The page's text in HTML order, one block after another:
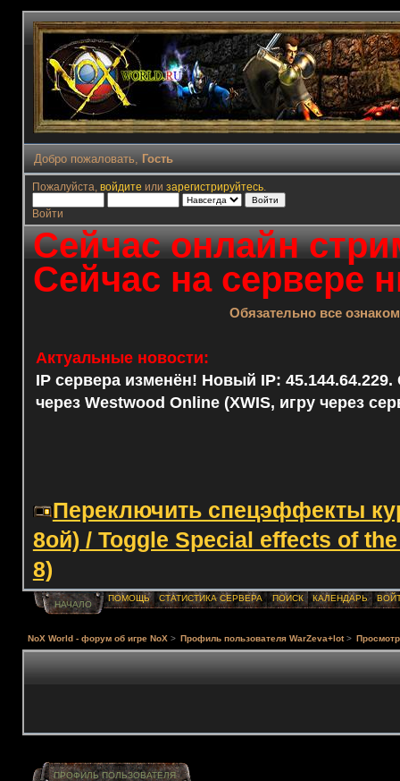
Добро пожаловать, Гость
Пожалуйста, войдите или зарегистрируйтесь.
Войти
Сейчас онлайн
Сейчас на сервере
Обязательно все
Актуальные новости:
IP сервера изменён! Новый IP: 45.144.64.229.
через Westwood Online (XWIS, игру через
Переключить спецэффекты
8ой) / Toggle Special effects of
8)
НАЧАЛО
ПОМОЩЬ СТАТИСТИКА СЕРВЕРА ПОИСК КАЛЕНДАРЬ
NoX World - форум об игре NoX > Профиль пользователя WarZeva+lot>
ПРОФИЛЬ ПОЛЬЗОВАТЕЛЯ